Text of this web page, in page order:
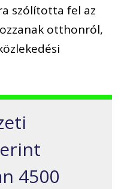
szólította fel az
otthonról,
4500